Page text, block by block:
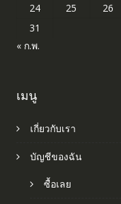
24
25 26
31
« ก.พ.
เมนู
เกี่ยวกับเรา
บัญชีของฉัน
ซื้อเลย